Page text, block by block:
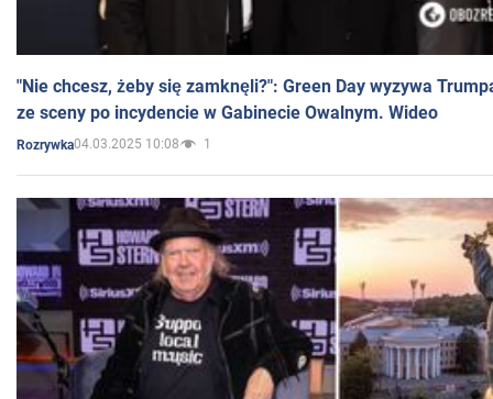
"Nie chcesz, żeby się zamknęli?": Green Day wyzywa
ze sceny po incydencie w Gabinecie Owalnym. Wideo
Rozrywka04.03.2025 10:08 1